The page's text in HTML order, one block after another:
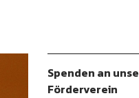
Spenden an
Förderverein